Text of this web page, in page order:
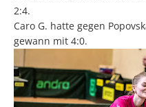
2:4.
Caro G. hatte gegen
gewann mit 4:0.